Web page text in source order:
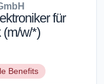
für
(m/w/*)
Benefits